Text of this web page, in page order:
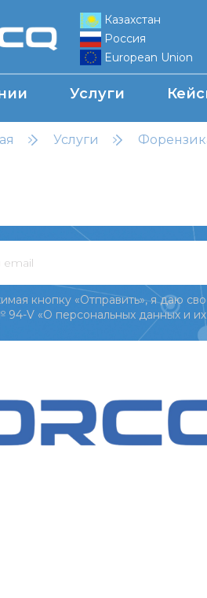
Казахстан
Россия
European Union
Услуги
Услуги
кнопку «Отправить», я даю
94-V «О персональных данных и